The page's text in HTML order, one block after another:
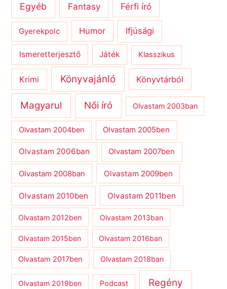
Egyéb Fantasy Férfi író
Gyerekpolc Humor Ifjúsági
Ismeretterjesztő Játék Klasszikus
Krimi Könyvajánló Könyvtárból
Magyarul Női író Olvastam 2003ban
Olvastam 2004ben Olvastam 2005ben
Olvastam 2006ban Olvastam 2007ben
Olvastam 2008ban Olvastam 2009ben
Olvastam 2010ben Olvastam 2011ben
Olvastam 2012ben Olvastam 2013ban
Olvastam 2015ben Olvastam 2016ban
Olvastam 2017ben Olvastam 2018ban
Olvastam 2019ben Podcast Regény